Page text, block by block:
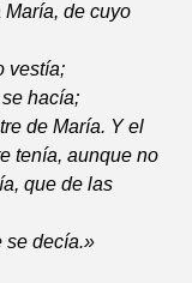
de cuyo
vestía;
hacía;
de María. Y el
tenía, aunque no
que de las
se decía.»